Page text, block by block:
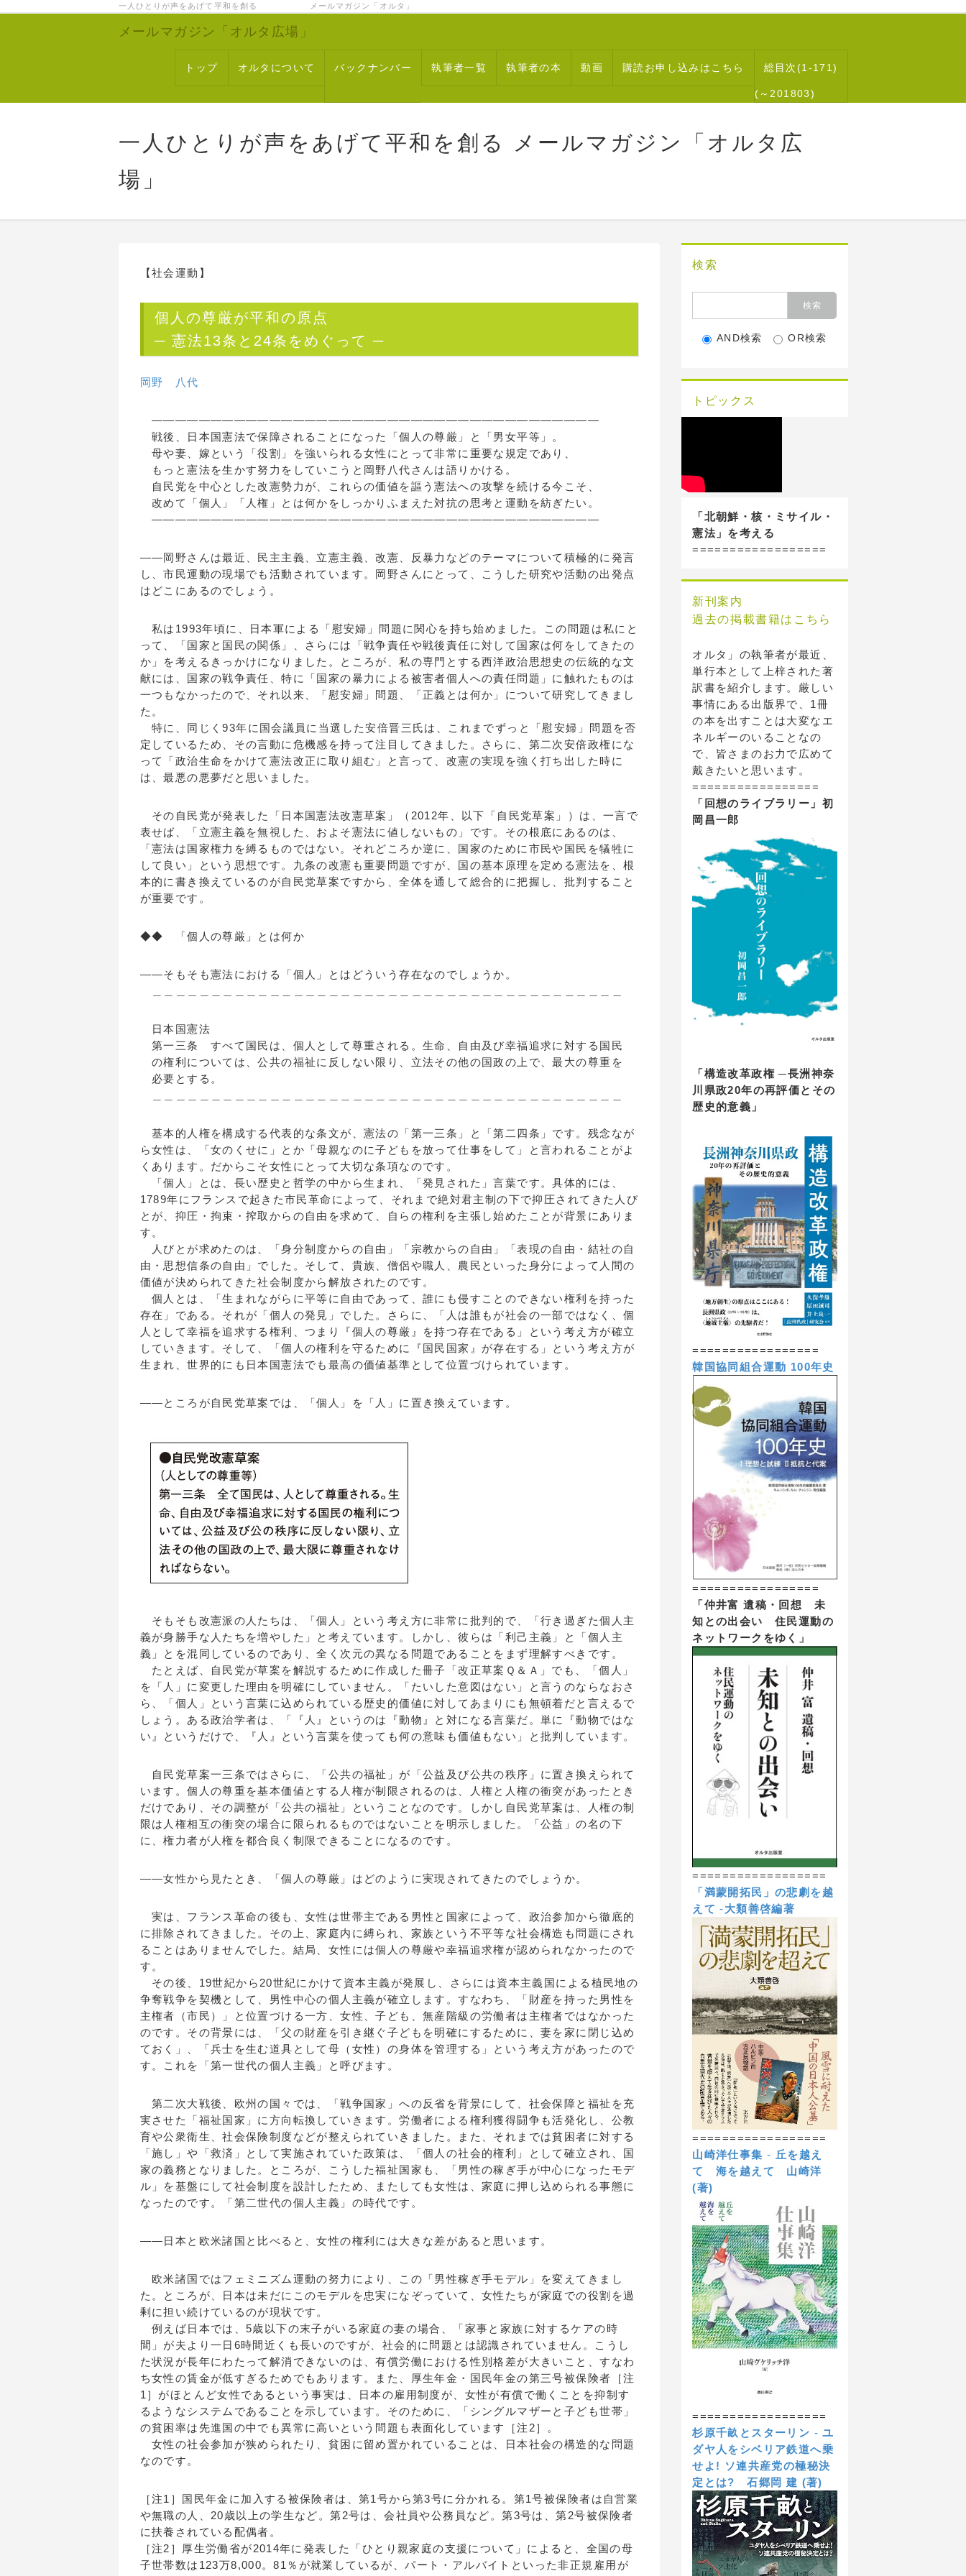
一人ひとりが声をあげて平和を創る メールマガジン「オルタ」
メールマガジン「オルタ広場」
トップ オルタについて バックナンバー 執筆者一覧 執筆者の本 動画 購読お申し込みはこちら 総目次(1-171)
(～201803)
一人ひとりが声をあげて平和を創る メールマガジン「オルタ広
場」
【社会運動】
個人の尊厳が平和の原点
─ 憲法13条と24条をめぐって ─
岡野 八代
――――――――――――――――――――――――――――――――――――――
戦後、日本国憲法で保障されることになった「個人の尊厳」と「男女平等」。
母や妻、嫁という「役割」を強いられる女性にとって非常に重要な規定であり、
もっと憲法を生かす努力をしていこうと岡野八代さんは語りかける。
自民党を中心とした改憲勢力が、これらの価値を謳う憲法への攻撃を続ける今こそ、
改めて「個人」「人権」とは何かをしっかりふまえた対抗の思考と運動を紡ぎたい。
――――――――――――――――――――――――――――――――――――――
――岡野さんは最近、民主主義、立憲主義、改憲、反暴力などのテーマについて積極的に発言
し、市民運動の現場でも活動されています。岡野さんにとって、こうした研究や活動の出発点
はどこにあるのでしょう。
私は1993年頃に、日本軍による「慰安婦」問題に関心を持ち始めました。この問題は私にと
って、「国家と国民の関係」、さらには「戦争責任や戦後責任に対して国家は何をしてきたの
か」を考えるきっかけになりました。ところが、私の専門とする西洋政治思想史の伝統的な文
献には、国家の戦争責任、特に「国家の暴力による被害者個人への責任問題」に触れたものは
一つもなかったので、それ以来、「慰安婦」問題、「正義とは何か」について研究してきまし
た。
特に、同じく93年に国会議員に当選した安倍晋三氏は、これまでずっと「慰安婦」問題を否
定しているため、その言動に危機感を持って注目してきました。さらに、第二次安倍政権にな
って「政治生命をかけて憲法改正に取り組む」と言って、改憲の実現を強く打ち出した時に
は、最悪の悪夢だと思いました。
その自民党が発表した「日本国憲法改憲草案」（2012年、以下「自民党草案」）は、一言で
表せば、「立憲主義を無視した、およそ憲法に値しないもの」です。その根底にあるのは、
「憲法は国家権力を縛るものではない。それどころか逆に、国家のために市民や国民を犠牲に
して良い」という思想です。九条の改憲も重要問題ですが、国の基本原理を定める憲法を、根
本的に書き換えているのが自民党草案ですから、全体を通して総合的に把握し、批判すること
が重要です。
◆◆ 「個人の尊厳」とは何か
――そもそも憲法における「個人」とはどういう存在なのでしょうか。
日本国憲法
第一三条 すべて国民は、個人として尊重される。生命、自由及び幸福追求に対する国民
の権利については、公共の福祉に反しない限り、立法その他の国政の上で、最大の尊重を
必要とする。
基本的人権を構成する代表的な条文が、憲法の「第一三条」と「第二四条」です。残念なが
ら女性は、「女のくせに」とか「母親なのに子どもを放って仕事をして」と言われることがよ
くあります。だからこそ女性にとって大切な条項なのです。
「個人」とは、長い歴史と哲学の中から生まれ、「発見された」言葉です。具体的には、
1789年にフランスで起きた市民革命によって、それまで絶対君主制の下で抑圧されてきた人び
とが、抑圧・拘束・搾取からの自由を求めて、自らの権利を主張し始めたことが背景にありま
す。
人びとが求めたのは、「身分制度からの自由」「宗教からの自由」「表現の自由・結社の自
由・思想信条の自由」でした。そして、貴族、僧侶や職人、農民といった身分によって人間の
価値が決められてきた社会制度から解放されたのです。
個人とは、「生まれながらに平等に自由であって、誰にも侵すことのできない権利を持った
存在」である。それが「個人の発見」でした。さらに、「人は誰もが社会の一部ではなく、個
人として幸福を追求する権利、つまり『個人の尊厳』を持つ存在である」という考え方が確立
していきます。そして、「個人の権利を守るために『国民国家』が存在する」という考え方が
生まれ、世界的にも日本国憲法でも最高の価値基準として位置づけられています。
――ところが自民党草案では、「個人」を「人」に置き換えています。
そもそも改憲派の人たちは、「個人」という考え方に非常に批判的で、「行き過ぎた個人主
義が身勝手な人たちを増やした」と考えています。しかし、彼らは「利己主義」と「個人主
義」とを混同しているのであり、全く次元の異なる問題であることをまず理解すべきです。
たとえば、自民党が草案を解説するために作成した冊子「改正草案Ｑ＆Ａ」でも、「個人」
を「人」に変更した理由を明確にしていません。「たいした意図はない」と言うのならなおさ
ら、「個人」という言葉に込められている歴史的価値に対してあまりにも無頓着だと言えるで
しょう。ある政治学者は、「『人』というのは『動物』と対になる言葉だ。単に『動物ではな
い』というだけで、『人』という言葉を使っても何の意味も価値もない」と批判しています。
自民党草案一三条ではさらに、「公共の福祉」が「公益及び公共の秩序」に置き換えられて
います。個人の尊重を基本価値とする人権が制限されるのは、人権と人権の衝突があったとき
だけであり、その調整が「公共の福祉」ということなのです。しかし自民党草案は、人権の制
限は人権相互の衝突の場合に限られるものではないことを明示しました。「公益」の名の下
に、権力者が人権を都合良く制限できることになるのです。
――女性から見たとき、「個人の尊厳」はどのように実現されてきたのでしょうか。
実は、フランス革命の後も、女性は世帯主である男性と国家によって、政治参加から徹底的
に排除されてきました。その上、家庭内に縛られ、家族という不平等な社会構造も問題にされ
ることはありませんでした。結局、女性には個人の尊厳や幸福追求権が認められなかったので
す。
その後、19世紀から20世紀にかけて資本主義が発展し、さらには資本主義国による植民地の
争奪戦争を契機として、男性中心の個人主義が確立します。すなわち、「財産を持った男性を
主権者（市民）」と位置づける一方、女性、子ども、無産階級の労働者は主権者ではなかった
のです。その背景には、「父の財産を引き継ぐ子どもを明確にするために、妻を家に閉じ込め
ておく」、「兵士を生む道具として母（女性）の身体を管理する」という考え方があったので
す。これを「第一世代の個人主義」と呼びます。
第二次大戦後、欧州の国々では、「戦争国家」への反省を背景にして、社会保障と福祉を充
実させた「福祉国家」に方向転換していきます。労働者による権利獲得闘争も活発化し、公教
育や公衆衛生、社会保険制度などが整えられていきました。また、それまでは貧困者に対する
「施し」や「救済」として実施されていた政策は、「個人の社会的権利」として確立され、国
家の義務となりました。ところが、こうした福祉国家も、「男性の稼ぎ手が中心になったモデ
ル」を基盤にして社会制度を設計したため、またしても女性は、家庭に押し込められる事態に
なったのです。「第二世代の個人主義」の時代です。
――日本と欧米諸国と比べると、女性の権利には大きな差があると思います。
欧米諸国ではフェミニズム運動の努力により、この「男性稼ぎ手モデル」を変えてきまし
た。ところが、日本は未だにこのモデルを忠実になぞっていて、女性たちが家庭での役割を過
剰に担い続けているのが現状です。
例えば日本では、5歳以下の末子がいる家庭の妻の場合、「家事と家族に対するケアの時
間」が夫より一日6時間近くも長いのですが、社会的に問題とは認識されていません。こうし
た状況が長年にわたって解消できないのは、有償労働における性別格差が大きいこと、すなわ
ち女性の賃金が低すぎるためでもあります。また、厚生年金・国民年金の第三号被保険者［注
1］がほとんど女性であるという事実は、日本の雇用制度が、女性が有償で働くことを抑制す
るようなシステムであることを示しています。そのために、「シングルマザーと子ども世帯」
の貧困率は先進国の中でも異常に高いという問題も表面化しています［注2］。
女性の社会参加が狭められたり、貧困に留め置かれていることは、日本社会の構造的な問題
なのです。
［注1］国民年金に加入する被保険者は、第1号から第3号に分かれる。第1号被保険者は自営業
や無職の人、20歳以上の学生など。第2号は、会社員や公務員など。第3号は、第2号被保険者
に扶養されている配偶者。
［注2］厚生労働省が2014年に発表した「ひとり親家庭の支援について」によると、全国の母
子世帯数は123万8,000。81％が就業しているが、パート・アルバイトといった非正規雇用が
検索
AND検索 OR検索
トピックス
「北朝鮮・核・ミサイル・
憲法」を考える
==================
新刊案内
過去の掲載書籍はこちら
オルタ」の執筆者が最近、
単行本として上梓された著
訳書を紹介します。厳しい
事情にある出版界で、1冊
の本を出すことは大変なエ
ネルギーのいることなの
で、皆さまのお力で広めて
戴きたいと思います。
=================
「回想のライブラリー」初
岡昌一郎
「構造改革政権 ─長洲神奈
川県政20年の再評価とその
歴史的意義」
=================
韓国協同組合運動 100年史
=================
「仲井富 遺稿・回想 未
知との出会い 住民運動の
ネットワークをゆく」
==================
「満蒙開拓民」の悲劇を越
えて -大類善啓編著
==================
山崎洋仕事集 - 丘を越え
て 海を越えて
山崎洋
(著)
==================
杉原千畝とスターリン -ユ
ダヤ人をシベリア鉄道へ乗
せよ! ソ連共産党の極秘決
定とは?
石郷岡 建 (著)